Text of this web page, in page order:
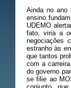
Ainda no ano
ensino
UDEMO
fato, viria a
negociações
estranho às
que tantos
com a
do governo
se filie ao